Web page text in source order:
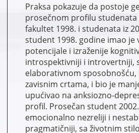
Praksa pokazuje da postoje
prosečnom profilu studenata
fakultet 1998. i studenata iz
student 1998. godine imao je
potencijale i izraženije
introspektivniji i introvertniji,
elaborativnom sposobnošću,
zavisnim crtama, i bio je
upućivao na anksiozno-
profil. Prosečan student
emocionalno nezreliji i
pragmatičniji, sa životnim